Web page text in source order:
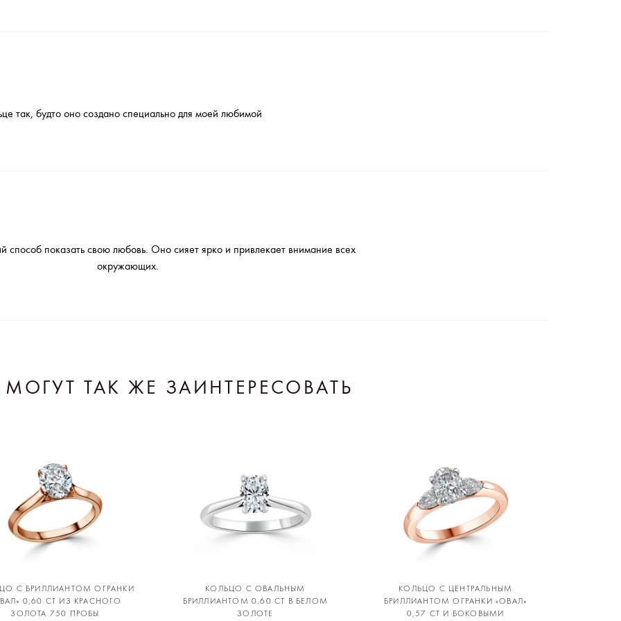
так, будто оно создано специально для моей любимой
способ показать свою любовь. Оно сияет ярко и привлекает внимание всех
окружающих.
ТАК ЖЕ ЗАИНТЕРЕСОВАТЬ
С БРИЛЛИАНТОМ ОГРАНКИ
0,60 CT ИЗ КРАСНОГО
ЗОЛОТА 750 ПРОБЫ
КОЛЬЦО С ОВАЛЬНЫМ
БРИЛЛИАНТОМ 0,60 CT В БЕЛОМ
ЗОЛОТЕ
КОЛЬЦО С ЦЕНТРАЛЬНЫМ
БРИЛЛИАНТОМ ОГРАНКИ «ОВАЛ»
0,57 CT И БОКОВЫМИ